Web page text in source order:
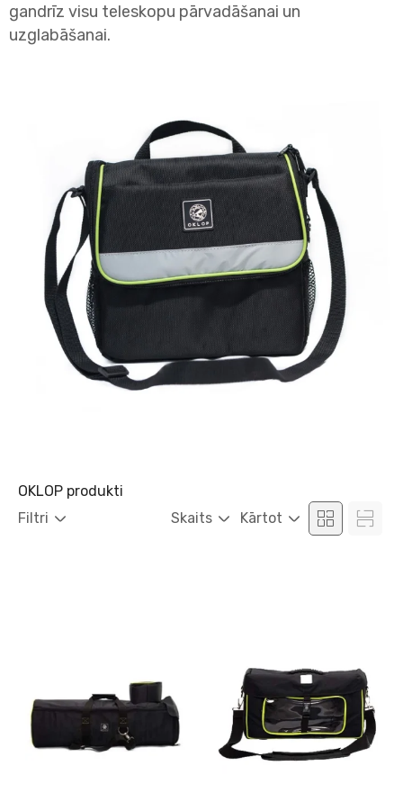
gandrīz visu teleskopu pārvadāšanai un
uzglabāšanai.
OKLOP produkti
Filtri
Skaits Kārtot